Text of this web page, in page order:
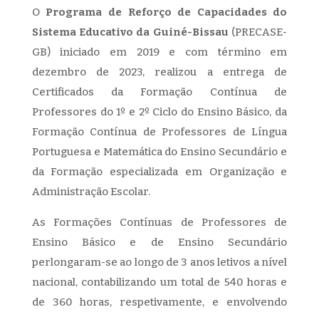
O Programa de Reforço de Capacidades do
Sistema Educativo da Guiné-Bissau (PRECASE-
GB) iniciado em 2019 e com término em
dezembro de 2023, realizou a entrega de
Certificados da Formação Contínua de
Professores do 1º e 2º Ciclo do Ensino Básico, da
Formação Contínua de Professores de Língua
Portuguesa e Matemática do Ensino Secundário e
da Formação especializada em Organização e
Administração Escolar.
As Formações Contínuas de Professores de
Ensino Básico e de Ensino Secundário
perlongaram-se ao longo de 3 anos letivos a nível
nacional, contabilizando um total de 540 horas e
de 360 horas, respetivamente, e envolvendo